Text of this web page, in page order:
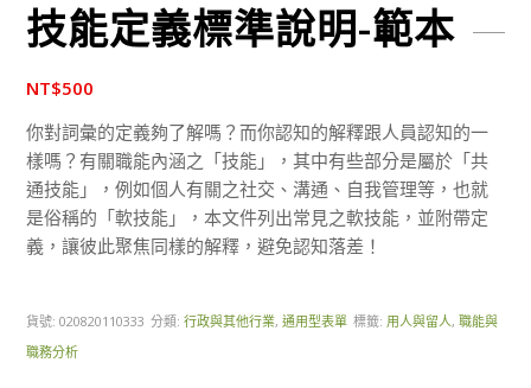
技能定義標準說明-範本
NT$500
你對詞彙的定義夠了解嗎？而你認知的解釋跟人員認知的一
樣嗎？有關職能內涵之「技能」，其中有些部分是屬於「共
通技能」，例如個人有關之社交、溝通、自我管理等，也就
是俗稱的「軟技能」，本文件列出常見之軟技能，並附帶定
義，讓彼此聚焦同樣的解釋，避免認知落差！
貨號: 020820110333 分類:行政與其他行業,通用型表單 標籤: 用人與留人,職能與
職務分析